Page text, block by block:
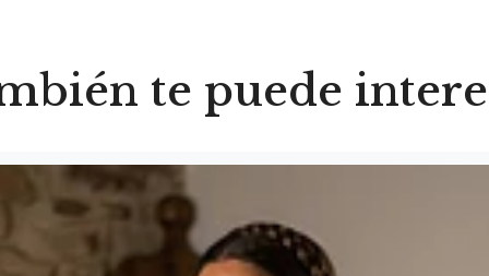
te puede